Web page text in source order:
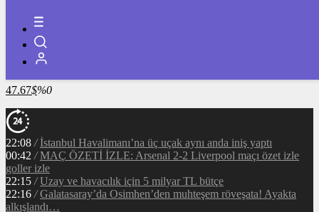
RİPPLE
49.26
%-1
TETHER
47.67$%0
22:08 / İstanbul Havalimanı’na üç uçak aynı anda iniş yaptı
00:42 / MAÇ ÖZETİ İZLE: Arsenal 2-2 Liverpool maçı özet izle
goller izle
22:15 / Uzay ve havacılık için 5 milyar TL bütçe
22:16 / Galatasaray’da Osimhen’den muhteşem röveşata! Ayakta
alkışlandı…